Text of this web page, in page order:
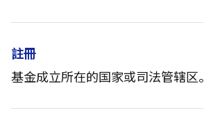
註冊
基金成立所在的国家或司法管辖区。